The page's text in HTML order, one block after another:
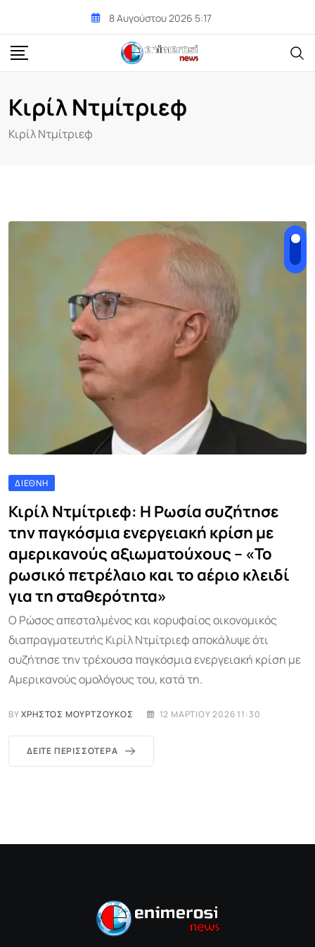
content
8 Αυγούστου 2026 5:17
Κιρίλ Ντμίτριεφ
Κιρίλ Ντμίτριεφ
ΔΙΕΘΝΉ
Κιρίλ Ντμίτριεφ: Η Ρωσία συζήτησε
την παγκόσμια ενεργειακή κρίση με
αμερικανούς αξιωματούχους – «Το
ρωσικό πετρέλαιο και το αέριο κλειδί
για τη σταθερότητα»
Ο Ρώσος απεσταλμένος και κορυφαίος οικονομικός
διαπραγματευτής Κιρίλ Ντμίτριεφ αποκάλυψε ότι
συζήτησε την τρέχουσα παγκόσμια ενεργειακή κρίση με
Αμερικανούς ομολόγους του, κατά τη.
BYΧΡΉΣΤΟΣ ΜΟΥΡΤΖΟΎΚΟΣ 12 ΜΑΡΤΊΟΥ 2026 11:30
ΔΕΊΤΕ ΠΕΡΙΣΣΌΤΕΡΑ